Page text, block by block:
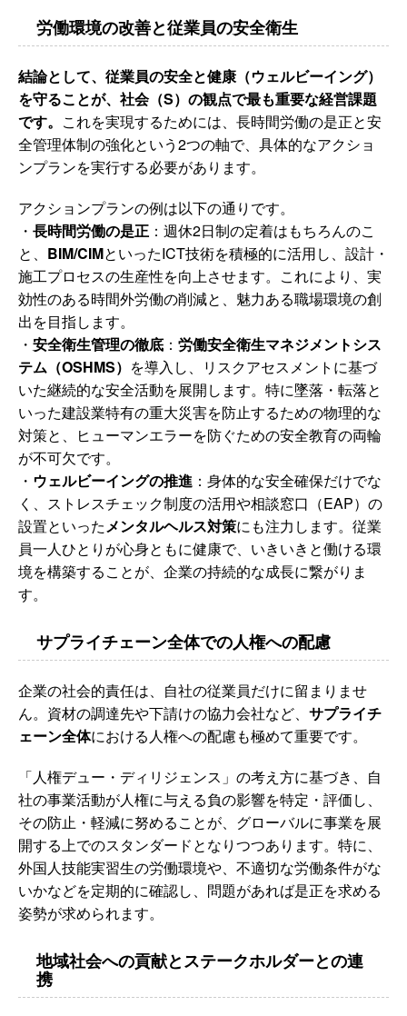
労働環境の改善と従業員の安全衛生
結論として、従業員の安全と健康（ウェルビーイング）
を守ることが、社会（S）の観点で最も重要な経営課題
です。 これを実現するためには、長時間労働の是正と安
全管理体制の強化という2つの軸で、具体的なアクショ
ンプランを実行する必要があります。
アクションプランの例は以下の通りです。
・ 長時間労働の是正 ：週休2日制の定着はもちろんのこ
と、 BIM/CIMといったICT技術を積極的に活用し、設計・
施工プロセスの生産性を向上させます。これにより、実
効性のある時間外労働の削減と、魅力ある職場環境の創
出を目指します。
・ 安全衛生管理の徹底 ： 労働安全衛生マネジメントシス
テム（OSHMS） を導入し、リスクアセスメントに基づ
いた継続的な安全活動を展開します。特に墜落・転落と
いった建設業特有の重大災害を防止するための物理的な
対策と、ヒューマンエラーを防ぐための安全教育の両輪
が不可欠です。
・ ウェルビーイングの推進 ：身体的な安全確保だけでな
く、ストレスチェック制度の活用や相談窓口（EAP）の
設置といったメンタルヘルス対策にも注力します。従業
員一人ひとりが心身ともに健康で、いきいきと働ける環
境を構築することが、企業の持続的な成長に繋がりま
す。
サプライチェーン全体での人権への配慮
企業の社会的責任は、自社の従業員だけに留まりませ
ん。資材の調達先や下請けの協力会社など、 サプライチ
ェーン全体における人権への配慮も極めて重要です。
「人権デュー・ディリジェンス」の考え方に基づき、自
社の事業活動が人権に与える負の影響を特定・評価し、
その防止・軽減に努めることが、グローバルに事業を展
開する上でのスタンダードとなりつつあります。特に、
外国人技能実習生の労働環境や、不適切な労働条件がな
いかなどを定期的に確認し、問題があれば是正を求める
姿勢が求められます。
地域社会への貢献とステークホルダーとの連
携